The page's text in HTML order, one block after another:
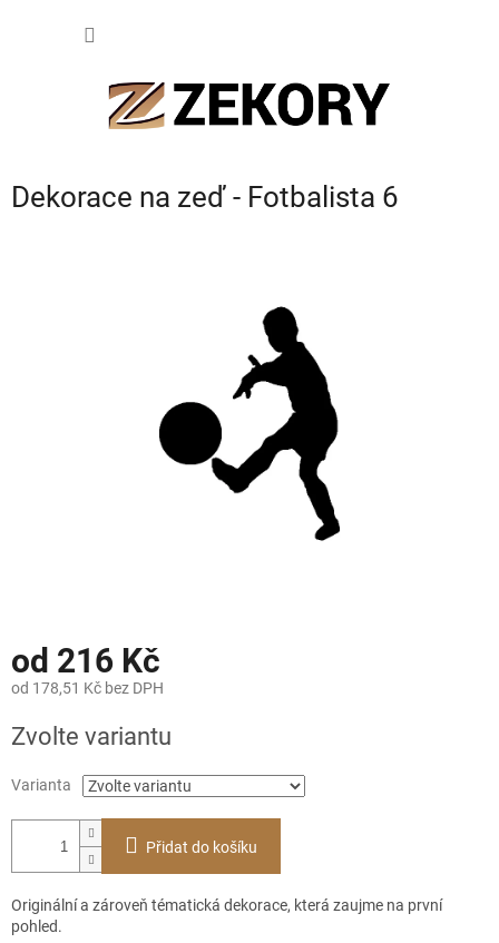
Dekorace na zeď - Fotbalista 6
od 216 Kč
od 178,51 Kč bez DPH
cena:
Zvolte variantu
Varianta
Přidat do košíku
Originální a zároveň tématická dekorace, která zaujme na první
pohled.